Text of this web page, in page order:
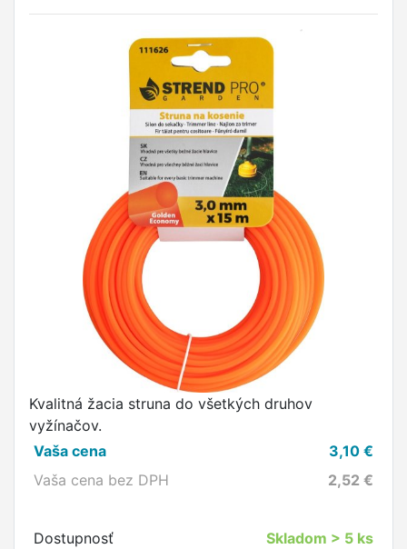
Kvalitná žacia struna do všetkých druhov
vyžínačov.
Vaša cena
3,10 €
Vaša cena bez DPH
2,52 €
Dostupnosť Skladom > 5 ks